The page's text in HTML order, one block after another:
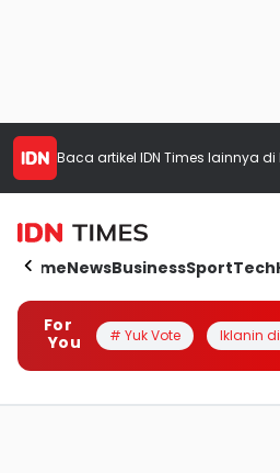
Baca artikel IDN Times lainnya di
HomeNewsBusinessSportTech
For
You
# Yuk Vote Iklanin di